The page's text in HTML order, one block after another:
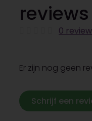
reviews
0
Er zijn nog geen
Schrijf een